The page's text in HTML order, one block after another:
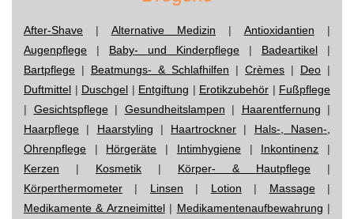
After-Shave | Alternative Medizin | Antioxidantien |
Augenpflege | Baby- und Kinderpflege | Badeartikel |
Bartpflege | Beatmungs- & Schlafhilfen | Crèmes | Deo |
Duftmittel | Duschgel | Entgiftung | Erotikzubehör | Fußpflege
| Gesichtspflege| Gesundheitslampen | Haarentfernung |
Haarpflege | Haarstyling | Haartrockner | Hals-, Nasen-,
Ohrenpflege | Hörgeräte | Intimhygiene| Inkontinenz |
Kerzen | Kosmetik | Körper- & Hautpflege |
Körperthermometer | Linsen | Lotion | Massage|
Medikamente & Arzneimittel| Medikamentenaufbewahrung |